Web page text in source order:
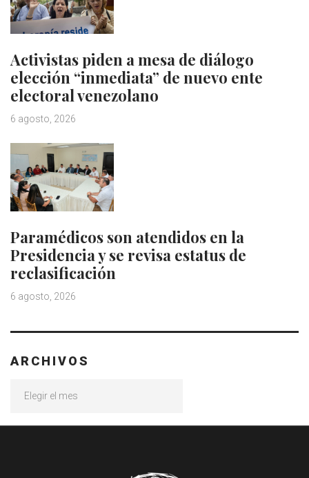
Activistas piden a mesa de diálogo
elección “inmediata” de nuevo ente
electoral venezolano
6 agosto, 2026
Paramédicos son atendidos en la
Presidencia y se revisa estatus de
reclasificación
6 agosto, 2026
ARCHIVOS